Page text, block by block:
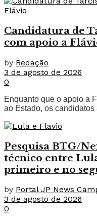
Candidatura de
com apoio a
by Redação
3 de agosto de 2026
0
Enquanto que o apoio a
ao Estado, os
Pesquisa BTG/
técnico entre
primeiro e no
by Portal JP News
3 de agosto de 2026
0